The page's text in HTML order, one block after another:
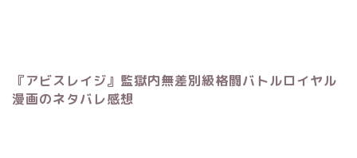
『アビスレイジ』監獄内無差別級格闘バトルロイヤル
漫画のネタバレ感想